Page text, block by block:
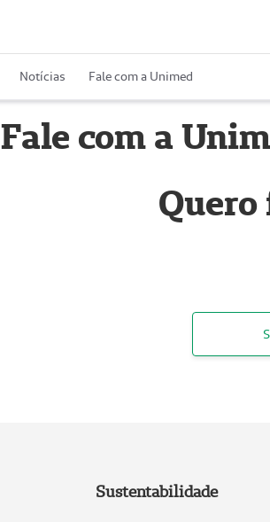
Notícias Fale com a Unimed
Fale com a
Sustentabilidade